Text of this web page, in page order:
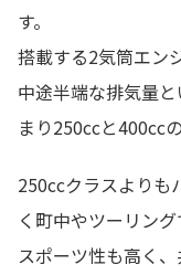
す。
搭載する2気筒エン
中途半端な排気量
まり250ccと400cc
250ccクラスよりも
く町中やツーリン
スポーツ性も高く